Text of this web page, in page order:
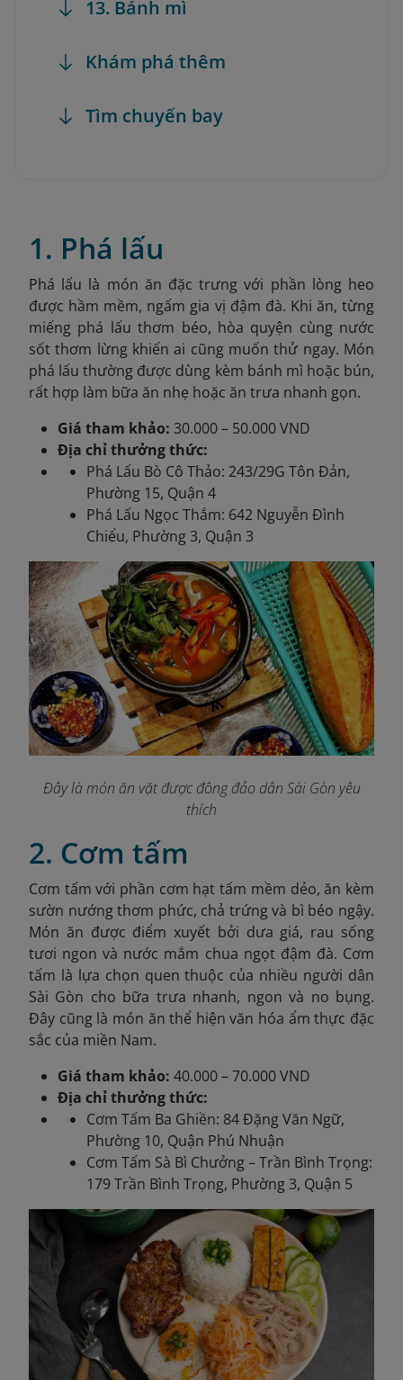
13. Bánh mì
Khám phá thêm
Tìm chuyến bay
1. Phá lấu
Phá lấu là món ăn đặc trưng với phần lòng heo
được hầm mềm, ngấm gia vị đậm đà. Khi ăn, từng
miếng phá lấu thơm béo, hòa quyện cùng nước
sốt thơm lừng khiến ai cũng muốn thử ngay. Món
phá lấu thường được dùng kèm bánh mì hoặc bún,
rất hợp làm bữa ăn nhẹ hoặc ăn trưa nhanh gọn.
Giá tham khảo: 30.000 – 50.000 VND
Địa chỉ thưởng thức:
Phá Lấu Bò Cô Thảo: 243/29G Tôn Đản,
Phường 15, Quận 4
Phá Lấu Ngọc Thắm: 642 Nguyễn Đình
Chiểu, Phường 3, Quận 3
Đây là món ăn vặt được đông đảo dân Sài Gòn yêu
thích
2. Cơm tấm
Cơm tấm với phần cơm hạt tấm mềm dẻo, ăn kèm
sườn nướng thơm phức, chả trứng và bì béo ngậy.
Món ăn được điểm xuyết bởi dưa giá, rau sống
tươi ngon và nước mắm chua ngọt đậm đà. Cơm
tấm là lựa chọn quen thuộc của nhiều người dân
Sài Gòn cho bữa trưa nhanh, ngon và no bụng.
Đây cũng là món ăn thể hiện văn hóa ẩm thực đặc
sắc của miền Nam.
Giá tham khảo: 40.000 – 70.000 VND
Địa chỉ thưởng thức:
Cơm Tấm Ba Ghiền: 84 Đặng Văn Ngữ,
Phường 10, Quận Phú Nhuận
Cơm Tấm Sà Bì Chưởng – Trần Bình Trọng:
179 Trần Bình Trọng, Phường 3, Quận 5